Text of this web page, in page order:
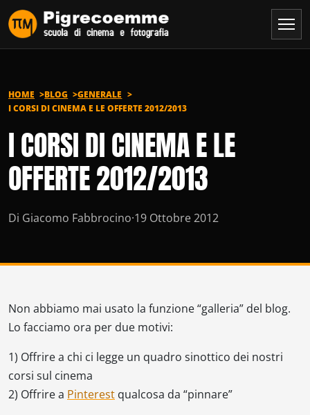
Vai al contenuto
HOME BLOG
GENERALE
I CORSI DI CINEMA E LE OFFERTE 2012/2013
I CORSI DI CINEMA E LE
OFFERTE 2012/2013
Di Giacomo Fabbrocino·19 Ottobre 2012
Non abbiamo mai usato la funzione “galleria” del blog.
Lo facciamo ora per due motivi:
1) Offrire a chi ci legge un quadro sinottico dei nostri
corsi sul cinema
2) Offrire a Pinterest qualcosa da “pinnare”